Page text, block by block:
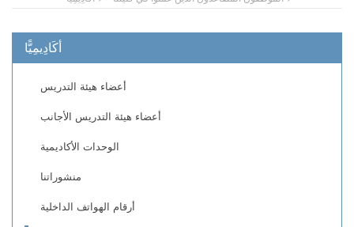
أكَادِيمِيًّا
أعضاء هيئة التدريس
أعضاء هيئة التدريس الأجانب
الوحدات الأكاديمية
منشوراتنا
أرقام الهواتف الداخلية